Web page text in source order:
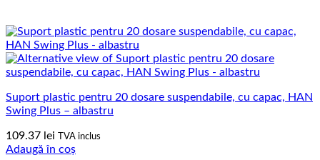
Suport plastic pentru 20 dosare suspendabile, cu capac, HAN
Swing Plus – albastru
109.37 lei TVA inclus
Adaugă în coș